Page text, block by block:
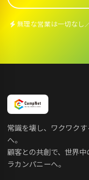
無理な営業は一切なし
常識を壊し、ワクワク
へ。
顧客との共創で、世界
ラカンパニーへ。